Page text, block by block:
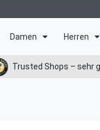
Damen Herren
Trusted Shops – sehr